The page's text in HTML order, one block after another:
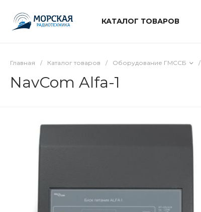
КАТАЛОГ ТОВАРОВ
Главная / Каталог товаров / Оборудование ГМССБ /
NavCom Alfa-1